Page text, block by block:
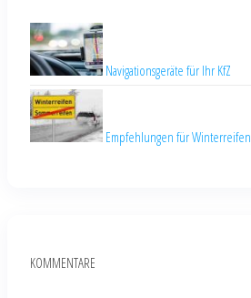
Navigationsgeräte für Ihr KfZ
Empfehlungen für Winterreifen
KOMMENTARE